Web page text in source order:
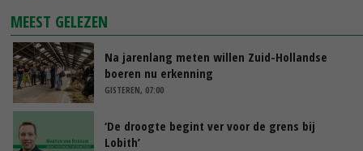
MEEST GELEZEN
Na jarenlang meten willen Zuid-Hollandse
boeren nu erkenning
GISTEREN, 07:00
‘De droogte begint ver voor de grens bij
Lobith’